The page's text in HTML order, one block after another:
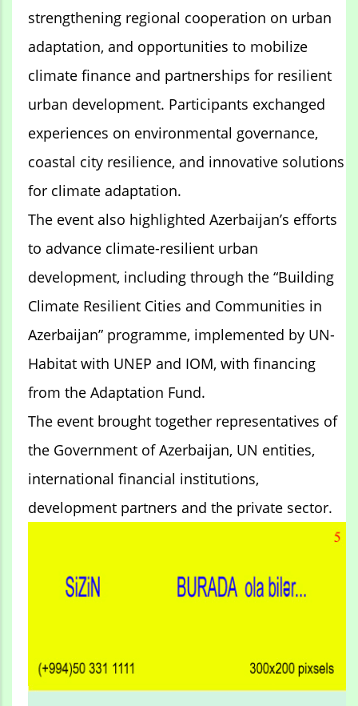
strengthening regional cooperation on urban
adaptation, and opportunities to mobilize
climate finance and partnerships for resilient
urban development. Participants exchanged
experiences on environmental governance,
coastal city resilience, and innovative solutions
for climate adaptation.
The event also highlighted Azerbaijan’s efforts
to advance climate-resilient urban
development, including through the “Building
Climate Resilient Cities and Communities in
Azerbaijan” programme, implemented by UN-
Habitat with UNEP and IOM, with financing
from the Adaptation Fund.
The event brought together representatives of
the Government of Azerbaijan, UN entities,
international financial institutions,
development partners and the private sector.